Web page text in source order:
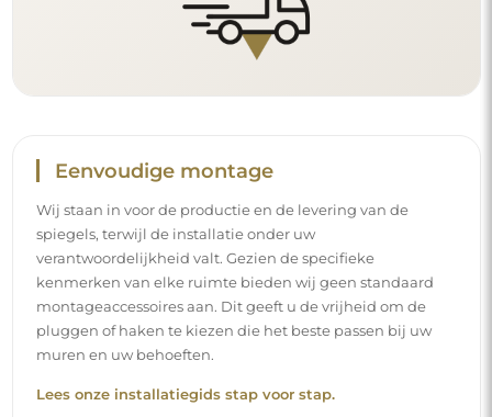
Eenvoudige montage
Wij staan in voor de productie en de levering van de
spiegels, terwijl de installatie onder uw
verantwoordelijkheid valt. Gezien de specifieke
kenmerken van elke ruimte bieden wij geen standaard
montageaccessoires aan. Dit geeft u de vrijheid om de
pluggen of haken te kiezen die het beste passen bij uw
muren en uw behoeften.
Lees onze installatiegids stap voor stap.